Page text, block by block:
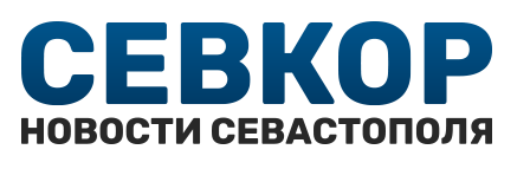
content